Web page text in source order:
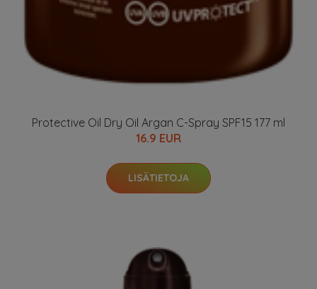
Protective Oil Dry Oil Argan C-Spray SPF15 177 ml
16.9 EUR
LISÄTIETOJA